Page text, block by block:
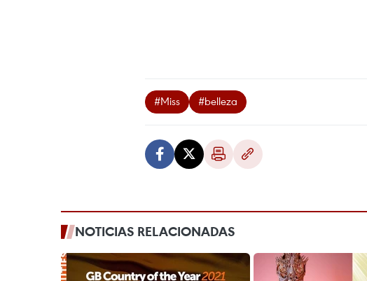
#Miss #belleza
NOTICIAS RELACIONADAS